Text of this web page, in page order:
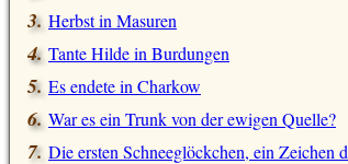
Herbst in Masuren
Tante Hilde in Burdungen
Es endete in Charkow
War es ein Trunk von der ewigen Quelle?
Die ersten Schneeglöckchen, ein Zeichen